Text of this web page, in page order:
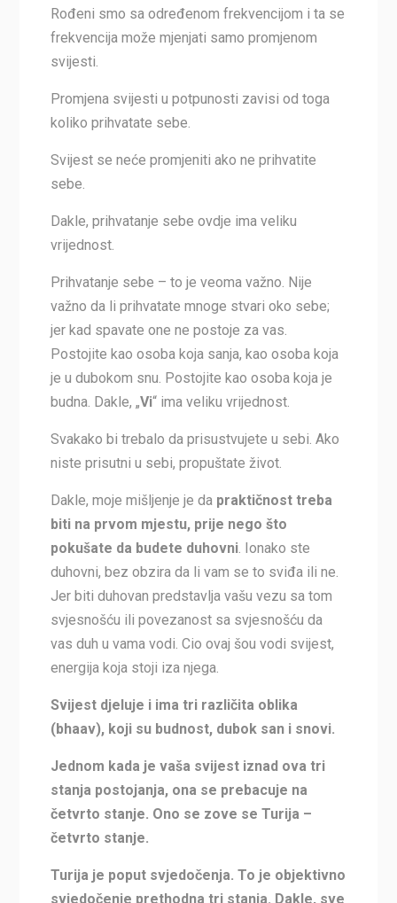
Rođeni smo sa određenom frekvencijom i ta se
frekvencija može mjenjati samo promjenom
svijesti.
Promjena svijesti u potpunosti zavisi od toga
koliko prihvatate sebe.
Svijest se neće promjeniti ako ne prihvatite
sebe.
Dakle, prihvatanje sebe ovdje ima veliku
vrijednost.
Prihvatanje sebe – to je veoma važno. Nije
važno da li prihvatate mnoge stvari oko sebe;
jer kad spavate one ne postoje za vas.
Postojite kao osoba koja sanja, kao osoba koja
je u dubokom snu. Postojite kao osoba koja je
budna. Dakle, „Vi“ ima veliku vrijednost.
Svakako bi trebalo da prisustvujete u sebi. Ako
niste prisutni u sebi, propuštate život.
Dakle, moje mišljenje je da praktičnost treba
biti na prvom mjestu, prije nego što
pokušate da budete duhovni. Ionako ste
duhovni, bez obzira da li vam se to sviđa ili ne.
Jer biti duhovan predstavlja vašu vezu sa tom
svjesnošću ili povezanost sa svjesnošću da
vas duh u vama vodi. Cio ovaj šou vodi svijest,
energija koja stoji iza njega.
Svijest djeluje i ima tri različita oblika
(bhaav), koji su budnost, dubok san i snovi.
Jednom kada je vaša svijest iznad ova tri
stanja postojanja, ona se prebacuje na
četvrto stanje. Ono se zove se Turija –
četvrto stanje.
Turija je poput svjedočenja. To je objektivno
svjedočenje prethodna tri stanja. Dakle, sve